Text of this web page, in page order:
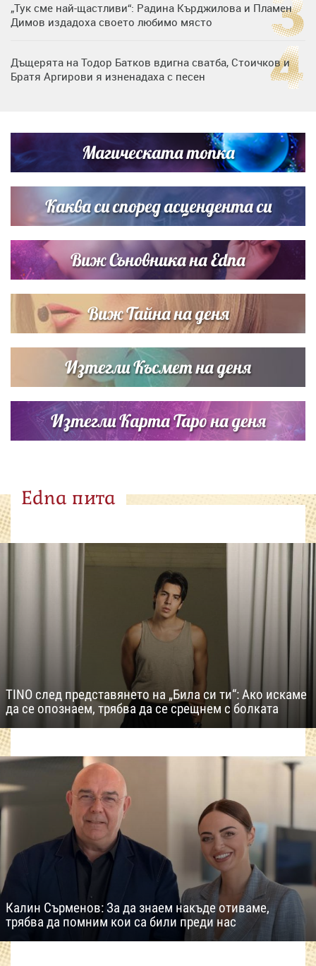
„Тук сме най-щастливи“: Радина Кърджилова и Пламен
Димов издадоха своето любимо място
Дъщерята на Тодор Батков вдигна сватба, Стоичков и
Братя Аргирови я изненадаха с песен
Списъкът е ясен: Джей Ло и Риана във ВИП гостите на
сватбата на Роналдо
Магическата топка
Каква си според асцендента си
Виж Съновника на Edna
Виж Тайна на деня
Изтегли Късмет на деня
Изтегли Карта Таро на деня
Edna пита
TINO след представянето на „Била си ти“: Ако искаме
да се опознаем, трябва да се срещнем с болката
Калин Сърменов: За да знаем накъде отиваме,
трябва да помним кои са били преди нас